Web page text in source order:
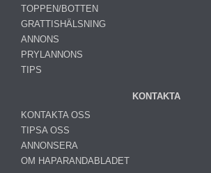
TOPPEN/BOTTEN
GRATTISHÄLSNING
ANNONS
PRYLANNONS
TIPS
KONTAKTA
KONTAKTA OSS
TIPSA OSS
ANNONSERA
OM HAPARANDABLADET